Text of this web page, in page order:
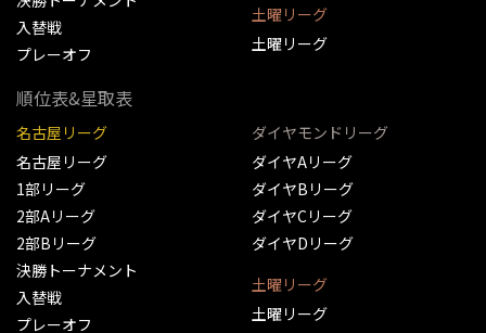
入替戦
プレーオフ
土曜リーグ
土曜リーグ
順位表&星取表
名古屋リーグ
名古屋リーグ
1部リーグ
2部Aリーグ
2部Bリーグ
決勝トーナメント
入替戦
プレーオフ
ダイヤモンドリーグ
ダイヤAリーグ
ダイヤBリーグ
ダイヤCリーグ
ダイヤDリーグ
土曜リーグ
土曜リーグ